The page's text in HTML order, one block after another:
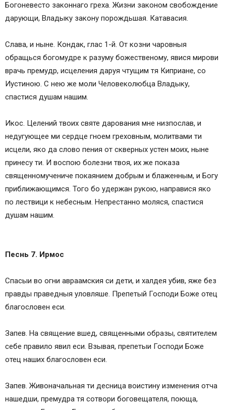
Богоневесто законнаго греха. Жизни законом свобождение
дарующи, Владыку закону порождьшая. Катавасия.
Слава, и ныне. Кондак, глас 1-й. От козни чаровныя
обращься богомудре к разуму божественому, явися мирови
врачь премудр, исцеления даруя чтущим тя Киприане, со
Иустиною. С нею же моли Человеколюбца Владыку,
спастися душам нашим.
Икос. Целений твоих святе дарования мне низпослав, и
недугующее ми сердце гноем греховным, молитвами ти
исцели, яко да слово пения от скверных устен моих, ныне
принесу ти. И воспою болезни твоя, их же показа
священномучениче покаянием добрым и блаженным, и Богу
приближающимся. Того бо удержан рукою, направися яко
по лествици к небесным. Непрестанно моляся, спастися
душам нашим.
Песнь 7. Ирмос
Спасыи во огни авраамския си дети, и халдея убив, яже без
правды праведныя уловляше. Препетый Господи Боже отец
благословен еси.
Запев. На священие вшед, священными образы, святителем
себе правило явил еси. Взывая, препетыи Господи Боже
отец наших благословен еси.
Запев. Живоначальная ти десница воистину изменения отча
нашедши, премудра тя сотвори боговещателя, поюща,